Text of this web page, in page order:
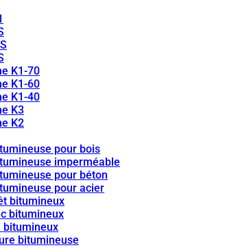
K1-70
K1-60
K1-40
K3
K2
pour bois
imperméable
pour béton
pour acier
bitumineux
bitumineux
bitumineux
bitumineuse